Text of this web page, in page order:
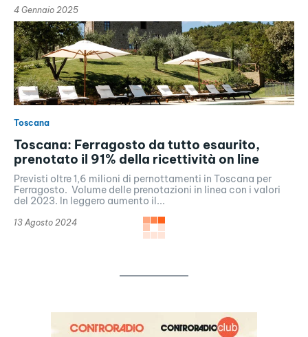
4 Gennaio 2025
Toscana
Toscana: Ferragosto da tutto esaurito,
prenotato il 91% della ricettività on line
Previsti oltre 1,6 milioni di pernottamenti in Toscana per
Ferragosto. Volume delle prenotazioni in linea con i valori
del 2023. In leggero aumento il...
13 Agosto 2024